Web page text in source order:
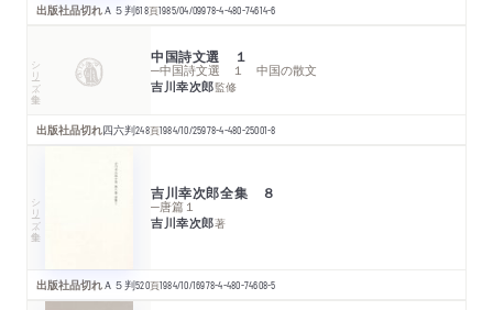
出版社品切れＡ５判618頁1985/04/09978-4-480-74614-6
シリーズ・全集 中国詩文選 １
─中国詩文選 １ 中国の散文
吉川幸次郎監修
出版社品切れ四六判248頁1984/10/25978-4-480-25001-8
シリーズ・全集 吉川幸次郎全集 ８
─唐篇１
吉川幸次郎著
出版社品切れＡ５判520頁1984/10/16978-4-480-74608-5